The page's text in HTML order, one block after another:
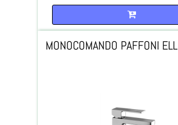
MONOCOMANDO PAFFONI